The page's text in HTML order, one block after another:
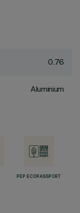
0.76
Aluminium
PEP ECOPASSPORT